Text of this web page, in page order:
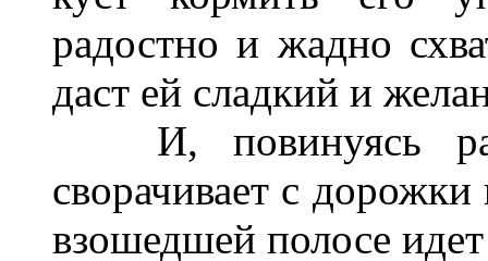
радостно и жадно
даст ей сладкий и
И, повинуясь
сворачивает с
взошедшей полосе